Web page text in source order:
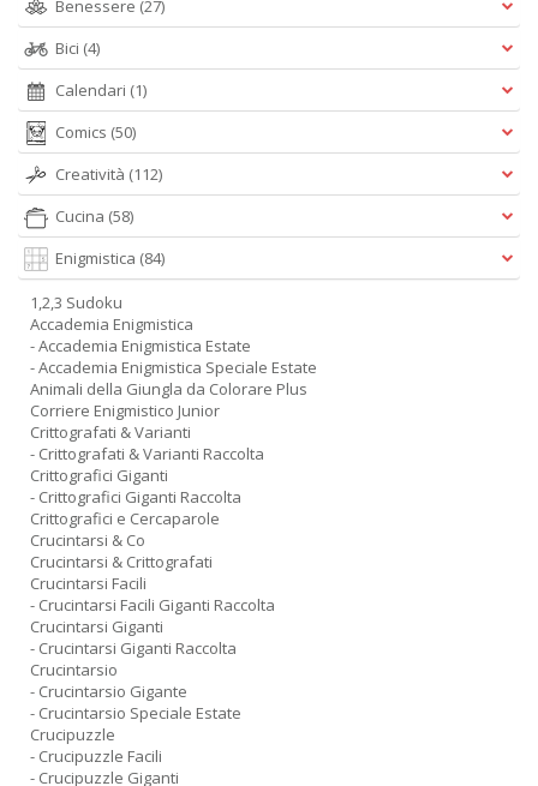
Benessere (27)
Bici (4)
Calendari (1)
Comics (50)
Creatività (112)
Cucina (58)
Enigmistica (84)
1,2,3 Sudoku
Accademia Enigmistica
- Accademia Enigmistica Estate
- Accademia Enigmistica Speciale Estate
Animali della Giungla da Colorare Plus
Corriere Enigmistico Junior
Crittografati & Varianti
- Crittografati & Varianti Raccolta
Crittografici Giganti
- Crittografici Giganti Raccolta
Crittografici e Cercaparole
Crucintarsi & Co
Crucintarsi & Crittografati
Crucintarsi Facili
- Crucintarsi Facili Giganti Raccolta
Crucintarsi Giganti
- Crucintarsi Giganti Raccolta
Crucintarsio
- Crucintarsio Gigante
- Crucintarsio Speciale Estate
Crucipuzzle
- Crucipuzzle Facili
- Crucipuzzle Giganti